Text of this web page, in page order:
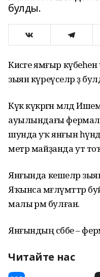
булды.
Кисәге ямғыр
зыян күреүселәр ҙә
Күк күкрәгән мәлдә
ауылындағы
шунда уҡ янғын
метр майҙанда ут
Янғында кешеләр
Яҡынса мәғлүмәттәр
малы әрәм булған.
Янғындың сәбәбе –
Читайте нас